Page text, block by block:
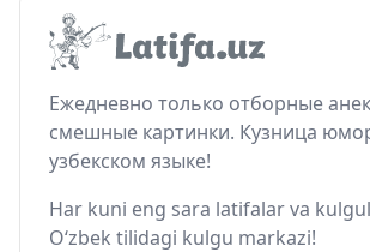
Ежедневно только отборные
смешные картинки. Кузница
узбекском языке!
Har kuni eng sara latifalar va
O‘zbek tilidagi kulgu markazi!